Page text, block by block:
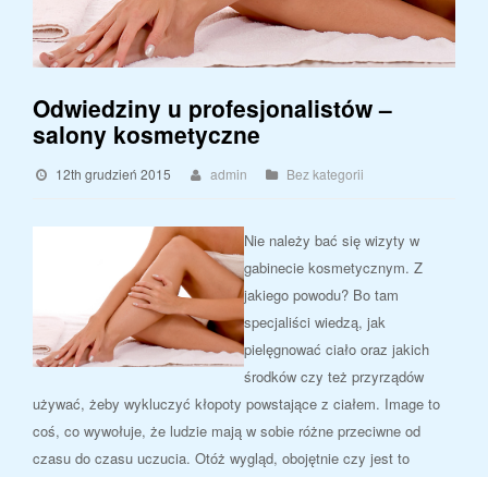
Odwiedziny u profesjonalistów –
salony kosmetyczne
12th grudzień 2015 admin Bez kategorii
Nie należy bać się wizyty w
gabinecie kosmetycznym. Z
jakiego powodu? Bo tam
specjaliści wiedzą, jak
pielęgnować ciało oraz jakich
środków czy też przyrządów
używać, żeby wykluczyć kłopoty powstające z ciałem. Image to
coś, co wywołuje, że ludzie mają w sobie różne przeciwne od
czasu do czasu uczucia. Otóż wygląd, obojętnie czy jest to